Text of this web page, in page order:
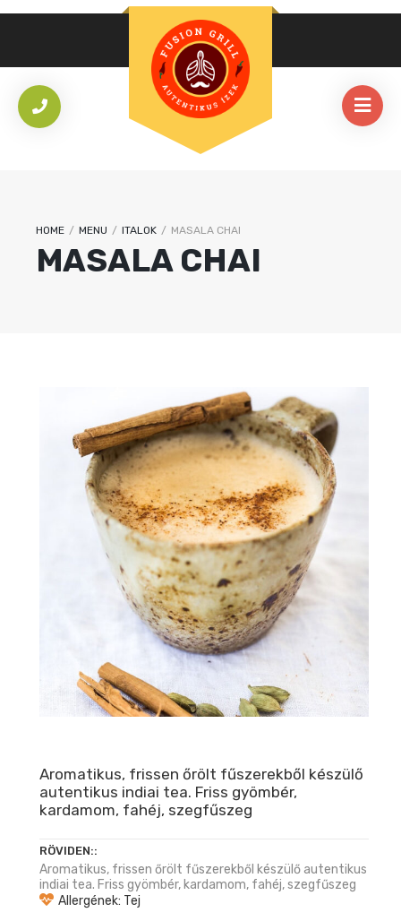
HOME / MENU / ITALOK / MASALA CHAI
MASALA CHAI
Aromatikus, frissen őrölt fűszerekből készülő
autentikus indiai tea. Friss gyömbér,
kardamom, fahéj, szegfűszeg
RÖVIDEN::
Aromatikus, frissen őrölt fűszerekből készülő autentikus
indiai tea. Friss gyömbér, kardamom, fahéj, szegfűszeg
Allergének: Tej